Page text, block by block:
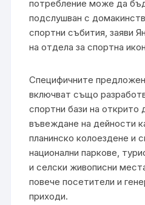
потребление може да
подслушван с
спортни събития, заяви
на отдела за спортна
Специфичните
включват също
спортни бази на открито
въвеждане на дейности
планинско колоездене и
национални паркове,
и селски живописни
повече посетители и
приходи.